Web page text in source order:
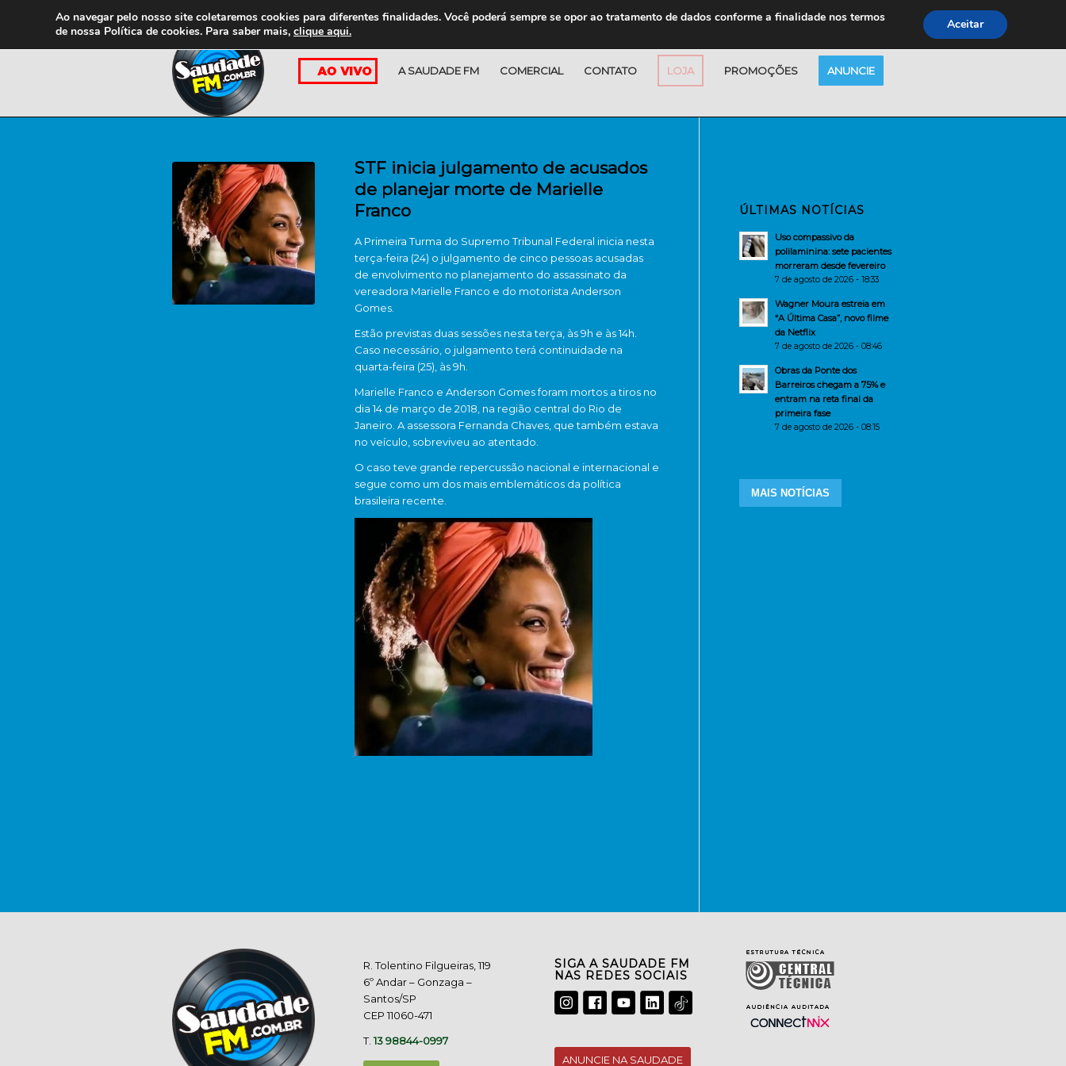
A SAUDADE FM COMERCIAL CONTATO LOJA PROMOÇÕES ANUNCIE
STF inicia julgamento de acusados
de planejar morte de Marielle
Franco
A Primeira Turma do Supremo Tribunal Federal inicia nesta
terça-feira (24) o julgamento de cinco pessoas acusadas
de envolvimento no planejamento do assassinato da
vereadora Marielle Franco e do motorista Anderson
Gomes.
Estão previstas duas sessões nesta terça, às 9h e às 14h.
Caso necessário, o julgamento terá continuidade na
quarta-feira (25), às 9h.
Marielle Franco e Anderson Gomes foram mortos a tiros no
dia 14 de março de 2018, na região central do Rio de
Janeiro. A assessora Fernanda Chaves, que também estava
no veículo, sobreviveu ao atentado.
O caso teve grande repercussão nacional e internacional e
segue como um dos mais emblemáticos da política
brasileira recente.
ÚLTIMAS NOTÍCIAS
Uso compassivo da
polilaminina: sete pacientes
morreram desde fevereiro
7 de agosto de 2026 - 18:33
Wagner Moura estreia em
“A Última Casa”, novo filme
da Netflix
7 de agosto de 2026 - 08:46
Obras da Ponte dos
Barreiros chegam a 75% e
entram na reta final da
primeira fase
7 de agosto de 2026 - 08:15
MAIS NOTÍCIAS
R. Tolentino Filgueiras, 119
6º Andar – Gonzaga –
Santos/SP
CEP 11060-471
T.13 98844-0997
SIGA A SAUDADE FM
NAS REDES SOCIAIS
ANUNCIE NA SAUDADE
Ao navegar pelo nosso site coletaremos cookies para diferentes finalidades. Você poderá sempre se opor ao tratamento de dados conforme a finalidade nos termos
de nossa Política de cookies. Para saber mais, clique aqui. Aceitar